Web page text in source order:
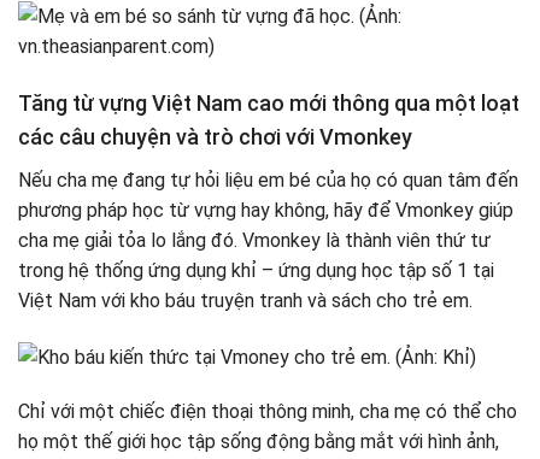
Tăng từ vựng Việt Nam cao mới thông qua một loạt
các câu chuyện và trò chơi với Vmonkey
Nếu cha mẹ đang tự hỏi liệu em bé của họ có quan tâm đến
phương pháp học từ vựng hay không, hãy để Vmonkey giúp
cha mẹ giải tỏa lo lắng đó. Vmonkey là thành viên thứ tư
trong hệ thống ứng dụng khỉ – ứng dụng học tập số 1 tại
Việt Nam với kho báu truyện tranh và sách cho trẻ em.
Chỉ với một chiếc điện thoại thông minh, cha mẹ có thể cho
họ một thế giới học tập sống động bằng mắt với hình ảnh,